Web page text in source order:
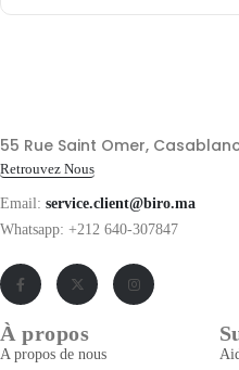
55 Rue Saint Omer,
Retrouvez Nous
Email: service.client@biro.ma
Whatsapp: +212 640-307847
À propos
A propos de nous